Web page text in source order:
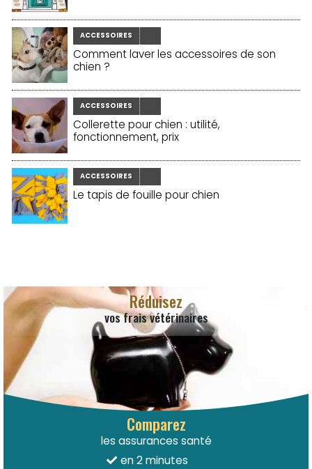
ACCESSOIRES
Comment laver les accessoires de son
chien ?
ACCESSOIRES
Collerette pour chien : utilité,
fonctionnement, prix
ACCESSOIRES
Le tapis de fouille pour chien
Réduisez
vos frais vétérinaires
Comparez
les assurances santé
en 2 minutes